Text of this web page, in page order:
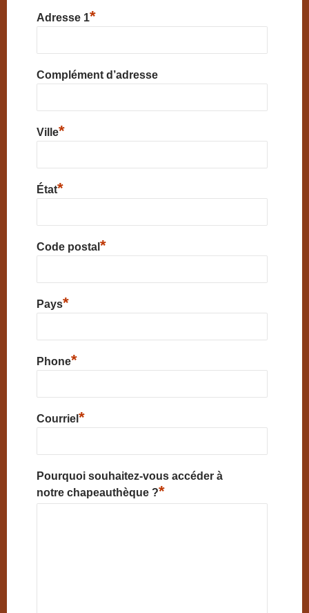
Adresse 1*
Complément d’adresse
Ville*
État*
Code postal *
Pays*
Phone*
Courriel *
Pourquoi souhaitez-vous accéder à
notre chapeauthèque ?*